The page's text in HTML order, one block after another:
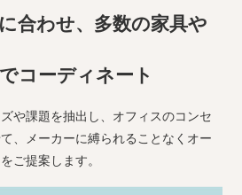
合わせ、多数の家具や
コーディネート
や課題を抽出し、オフィスのコンセ
、メーカーに縛られることなくオー
ご提案します。